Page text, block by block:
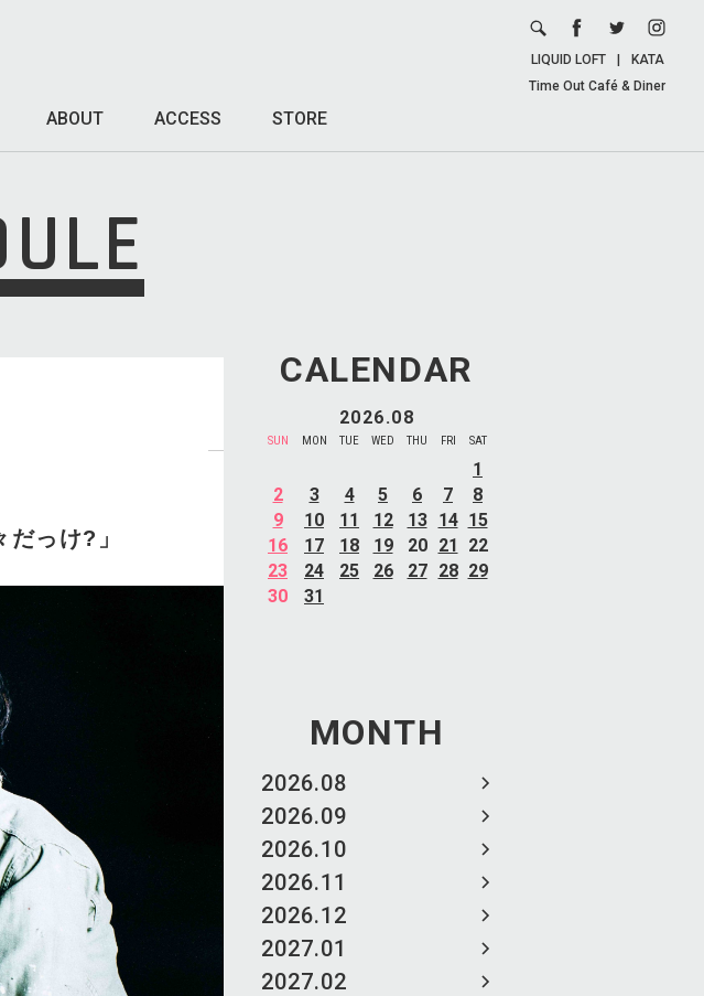
ABOUT ACCESS STORE
LIQUID LOFT
KATA
Time Out Café & Diner
CALENDAR
2026.08
SUN MON TUE WED THU FRI SAT
1
2
3 4 5 6 7
8
9
10 11 12 13 14 15
16
17 18 19 20 21
22
23
24 25 26 27 28 29
30
31
MONTH
2026.08
2026.09
2026.10
2026.11
2026.12
2027.01
2027.02
っけ?」